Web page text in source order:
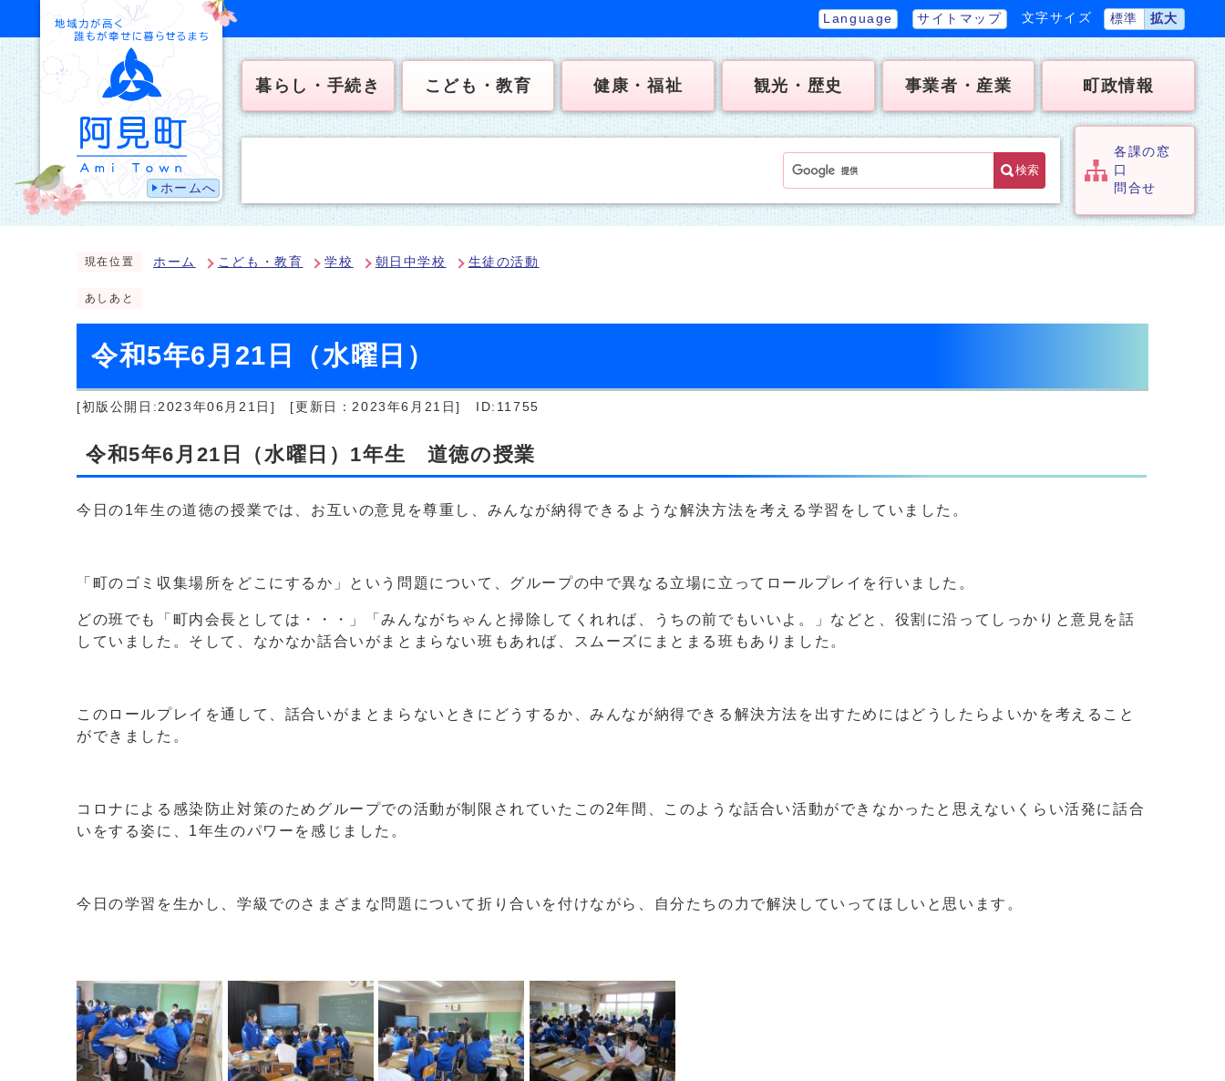
ホームへ
Language サイトマップ 文字サイズ 標準 拡大
暮らし・手続き こども・教育 健康・福祉 観光・歴史 事業者・産業 町政情報
検索
各課の窓
口
問合せ
現在位置 ホーム こども・教育 学校 朝日中学校 生徒の活動
あしあと
令和5年6月21日（水曜日）
[初版公開日:2023年06月21日] [更新日：2023年6月21日] ID:11755
令和5年6月21日（水曜日）1年生 道徳の授業
今日の1年生の道徳の授業では、お互いの意見を尊重し、みんなが納得できるような解決方法を考える学習をしていました。
「町のゴミ収集場所をどこにするか」という問題について、グループの中で異なる立場に立ってロールプレイを行いました。
どの班でも「町内会長としては・・・」「みんながちゃんと掃除してくれれば、うちの前でもいいよ。」などと、役割に沿ってしっかりと意見を話
していました。そして、なかなか話合いがまとまらない班もあれば、スムーズにまとまる班もありました。
このロールプレイを通して、話合いがまとまらないときにどうするか、みんなが納得できる解決方法を出すためにはどうしたらよいかを考えること
ができました。
コロナによる感染防止対策のためグループでの活動が制限されていたこの2年間、このような話合い活動ができなかったと思えないくらい活発に話合
いをする姿に、1年生のパワーを感じました。
今日の学習を生かし、学級でのさまざまな問題について折り合いを付けながら、自分たちの力で解決していってほしいと思います。